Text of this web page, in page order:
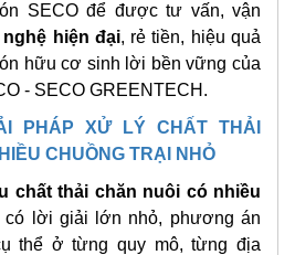
SECO để được tư vấn, vận
hiện đại, rẻ tiền, hiệu quả
hữu cơ sinh lời bền vững của
- SECO GREENTECH.
PHÁP XỬ LÝ CHẤT THẢI
CHUỒNG TRẠI NHỎ
chất thải chăn nuôi có nhiều
có lời giải lớn nhỏ, phương án
thể ở từng quy mô, từng địa